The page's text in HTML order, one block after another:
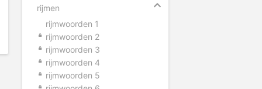
rijmen
rijmwoorden 1
rijmwoorden 2
rijmwoorden 3
rijmwoorden 4
rijmwoorden 5